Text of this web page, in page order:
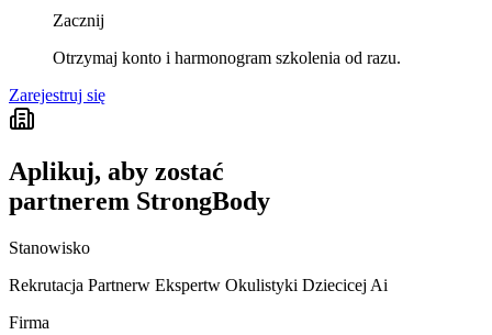
Zacznij
Otrzymaj konto i harmonogram szkolenia od razu.
Zarejestruj się
Aplikuj, aby zostać
partnerem StrongBody
Stanowisko
Rekrutacja Partnerw Ekspertw Okulistyki Dziecicej Ai
Firma